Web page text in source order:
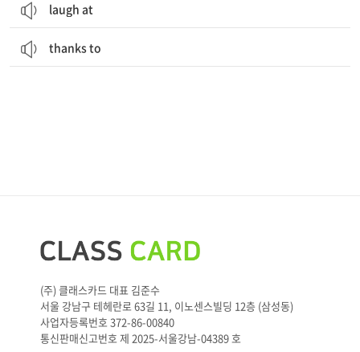
laugh at
thanks to
(주) 클래스카드 대표 김준수
서울 강남구 테헤란로 63길 11, 이노센스빌딩 12층 (삼성동)
사업자등록번호 372-86-00840
통신판매신고번호 제 2025-서울강남-04389 호